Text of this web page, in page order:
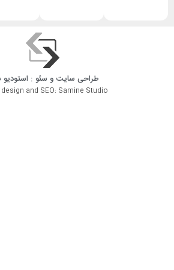
طراحی سایت و سئو : استودیو
and SEO: Samine Studio